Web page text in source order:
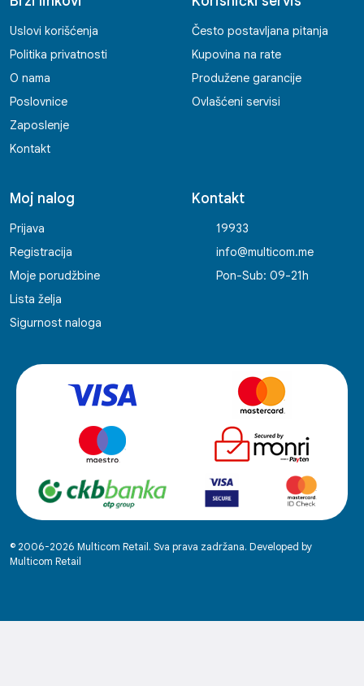
Uslovi korišćenja
Politika privatnosti
O nama
Poslovnice
Zaposlenje
Kontakt
Često postavljana pitanja
Kupovina na rate
Produžene garancije
Ovlašćeni servisi
Moj nalog
Prijava
Registracija
Moje porudžbine
Lista želja
Sigurnost naloga
Kontakt
19933
info@multicom.me
Pon-Sub: 09-21h
© 2006-2026 Multicom Retail. Sva prava zadržana. Developed by
Multicom Retail